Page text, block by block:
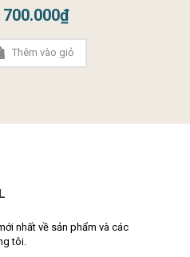
700.000₫
Thêm vào giỏ
nhất về sản phẩm và các
tôi.